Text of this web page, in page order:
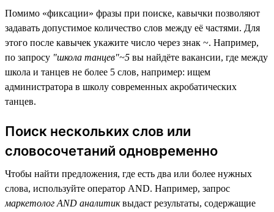
Помимо «фиксации» фразы при поиске, кавычки позволяют
задавать допустимое количество слов между её частями. Для
этого после кавычек укажите число через знак ~. Например,
по запросу "школа танцев"~5 вы найдёте вакансии, где между
школа и танцев не более 5 слов, например: ищем
администратора в школу современных акробатических
танцев.
Поиск нескольких слов или
словосочетаний одновременно
Чтобы найти предложения, где есть два или более нужных
слова, используйте оператор AND. Например, запрос
маркетолог AND аналитиквыдаст результаты, содержащие